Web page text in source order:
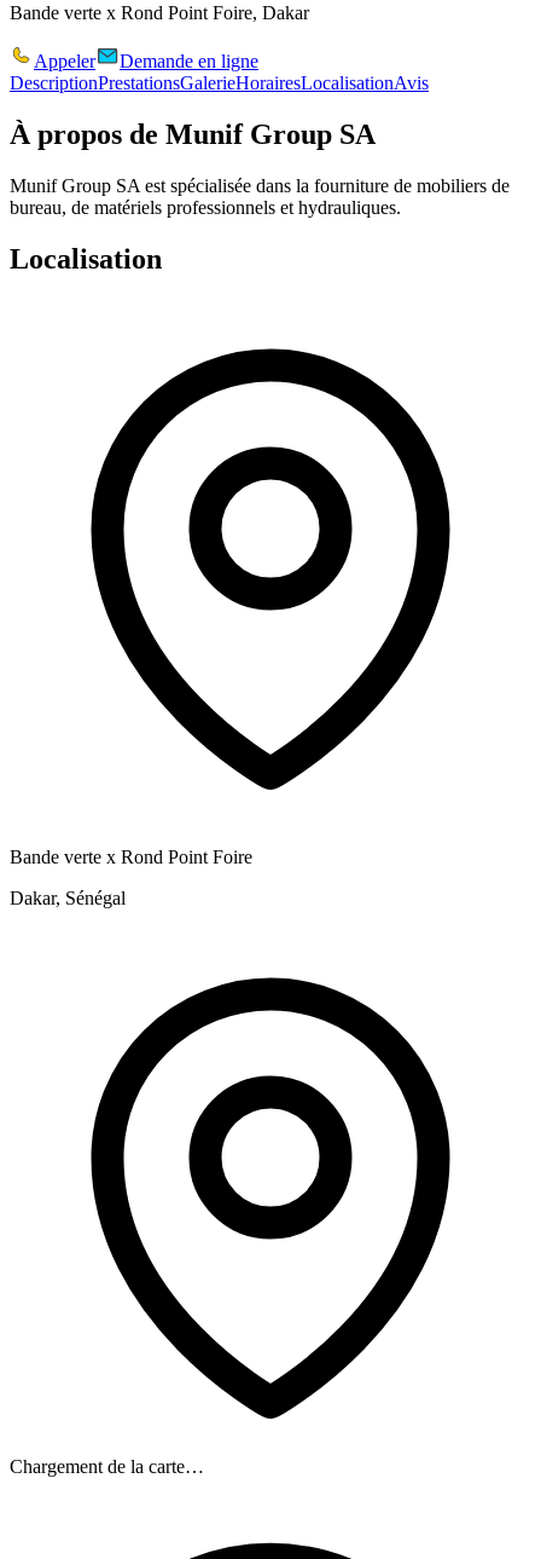
Bande verte x Rond Point Foire, Dakar
Appeler
Demande en ligne
DescriptionPrestationsGalerieHorairesLocalisationAvis
À propos de Munif Group SA
Munif Group SA est spécialisée dans la fourniture de mobiliers de
bureau, de matériels professionnels et hydrauliques.
Localisation
Bande verte x Rond Point Foire
Dakar, Sénégal
Chargement de la carte…